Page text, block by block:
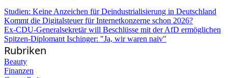
Studien: Keine Anzeichen für Deindustrialisierung in Deutschland
Kommt die Digitalsteuer für Internetkonzerne schon 2026?
Ex-CDU-Generalsekretär will Beschlüsse mit der AfD ermöglichen
Spitzen-Diplomant Ischinger: "Ja, wir waren naiv"
Rubriken
Beauty
Finanzen